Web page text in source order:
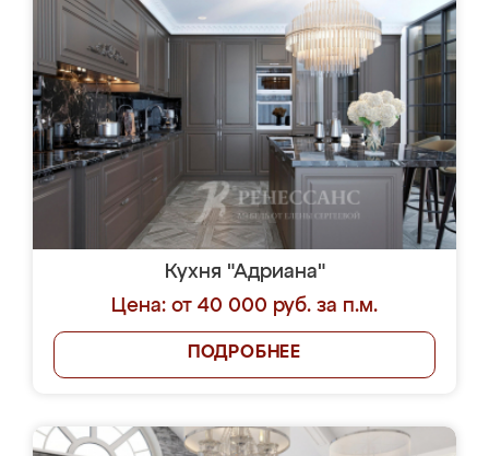
Кухня "Адриана"
Цена: от 40 000 руб. за п.м.
ПОДРОБНЕЕ